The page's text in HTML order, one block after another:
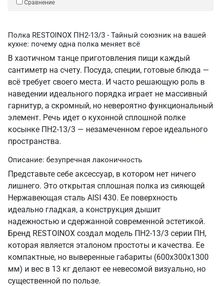
Сравнение
Полка RESTOINOX ПН2-13/3 - Тайный союзник на вашей
кухне: почему одна полка меняет всё
В хаотичном танце приготовления пищи каждый
сантиметр на счету. Посуда, специи, готовые блюда —
всё требует своего места. И часто решающую роль в
наведении идеального порядка играет не массивный
гарнитур, а скромный, но невероятно функциональный
элемент. Речь идет о кухонной сплошной полке
косынке ПН2-13/3 — незамеченном герое идеального
пространства.
Описание: безупречная лаконичность
Представьте себе аксессуар, в котором нет ничего
лишнего. Это открытая сплошная полка из сияющей
Нержавеющая сталь AISI 430. Ее поверхность
идеально гладкая, а конструкция дышит
надежностью и сдержанной современной эстетикой.
Бренд RESTOINOX создал модель ПН2-13/3 серии ПН,
которая является эталоном простоты и качества. Ее
компактные, но выверенные габариты (600х300х1300
мм) и вес в 13 кг делают ее невесомой визуально, но
существенной по пользе.